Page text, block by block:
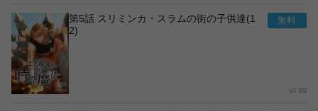
第5話 スリミンカ・スラムの街の子供達(1
2)
222